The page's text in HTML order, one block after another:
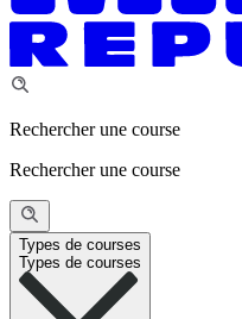
Rechercher une course
Rechercher une course
Types de courses
Types de courses